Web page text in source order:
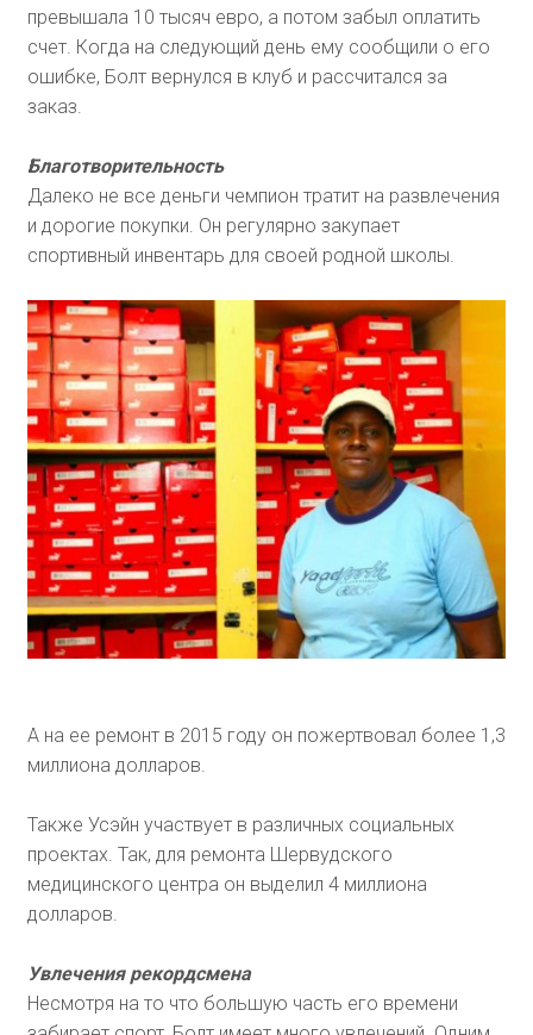
превышала 10 тысяч евро, а потом забыл оплатить
счет. Когда на следующий день ему сообщили о его
ошибке, Болт вернулся в клуб и рассчитался за
заказ.
Благотворительность
Далеко не все деньги чемпион тратит на развлечения
и дорогие покупки. Он регулярно закупает
спортивный инвентарь для своей родной школы.
А на ее ремонт в 2015 году он пожертвовал более 1,3
миллиона долларов.
Также Усэйн участвует в различных социальных
проектах. Так, для ремонта Шервудского
медицинского центра он выделил 4 миллиона
долларов.
Увлечения рекордсмена
Несмотря на то что большую часть его времени